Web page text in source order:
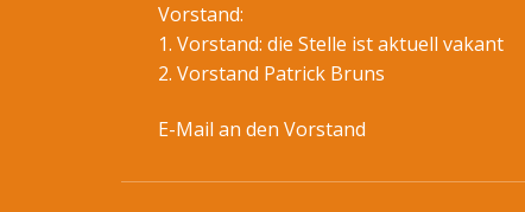
Vorstand:
1. Vorstand: die Stelle ist aktuell vakant
2. Vorstand Patrick Bruns
E-Mail an den Vorstand